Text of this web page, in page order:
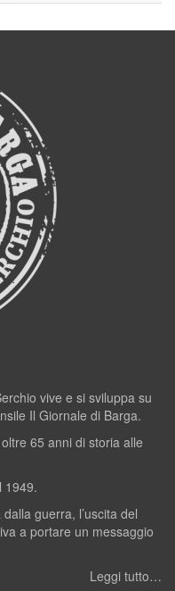
vive e si sviluppa su
Il Giornale di Barga.
65 anni di storia alle
1949.
guerra, l’uscita del
a portare un messaggio
Leggi tutto…